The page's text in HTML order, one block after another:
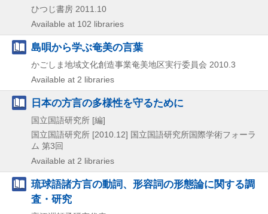
ひつじ書房 2011.10
Available at 102 libraries
島唄から学ぶ奄美の言葉
かごしま地域文化創造事業奄美地区実行委員会 2010.3
Available at 2 libraries
日本の方言の多様性を守るために
国立国語研究所 [編]
国立国語研究所 [2010.12] 国立国語研究所国際学術フォーラ
ム 第3回
Available at 2 libraries
琉球語諸方言の動詞、形容詞の形態論に関する調
査・研究